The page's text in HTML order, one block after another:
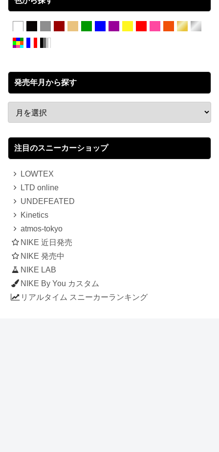
発売年月から探す
注目のスニーカーショップ
LOWTEX
LTD online
UNDEFEATED
Kinetics
atmos-tokyo
NIKE 近日発売
NIKE 発売中
NIKE LAB
NIKE By You カスタム
リアルタイム スニーカーランキング